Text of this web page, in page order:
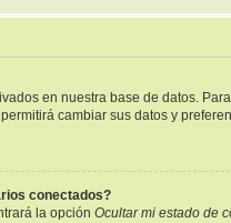
en nuestra base de datos.
cambiar sus datos y
conectados?
la opción Ocultar mi estado de